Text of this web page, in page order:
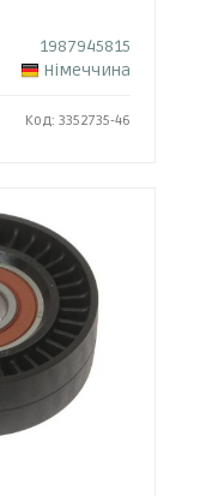
1987945815
Німеччина
Код: 3352735-46